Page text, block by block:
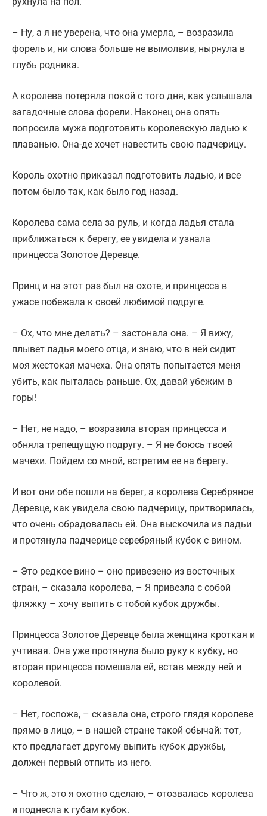
– Ну, а я не уверена, что она умерла, – возразила
форель и, ни слова больше не вымолвив, нырнула в
глубь родника.
А королева потеряла покой с того дня, как услышала
загадочные слова форели. Наконец она опять
попросила мужа подготовить королевскую ладью к
плаванью. Она-де хочет навестить свою падчерицу.
Король охотно приказал подготовить ладью, и все
потом было так, как было год назад.
Королева сама села за руль, и когда ладья стала
приближаться к берегу, ее увидела и узнала
принцесса Золотое Деревце.
Принц и на этот раз был на охоте, и принцесса в
ужасе побежала к своей любимой подруге.
– Ох, что мне делать? – застонала она. – Я вижу,
плывет ладья моего отца, и знаю, что в ней сидит
моя жестокая мачеха. Она опять попытается меня
убить, как пыталась раньше. Ох, давай убежим в
горы!
– Нет, не надо, – возразила вторая принцесса и
обняла трепещущую подругу. – Я не боюсь твоей
мачехи. Пойдем со мной, встретим ее на берегу.
И вот они обе пошли на берег, а королева Серебряное
Деревце, как увидела свою падчерицу, притворилась,
что очень обрадовалась ей. Она выскочила из ладьи
и протянула падчерице серебряный кубок с вином.
– Это редкое вино – оно привезено из восточных
стран, – сказала королева, – Я привезла с собой
фляжку – хочу выпить с тобой кубок дружбы.
Принцесса Золотое Деревце была женщина кроткая и
учтивая. Она уже протянула было руку к кубку, но
вторая принцесса помешала ей, встав между ней и
королевой.
– Нет, госпожа, – сказала она, строго глядя королеве
прямо в лицо, – в нашей стране такой обычай: тот,
кто предлагает другому выпить кубок дружбы,
должен первый отпить из него.
– Что ж, это я охотно сделаю, – отозвалась королева
и поднесла к губам кубок.